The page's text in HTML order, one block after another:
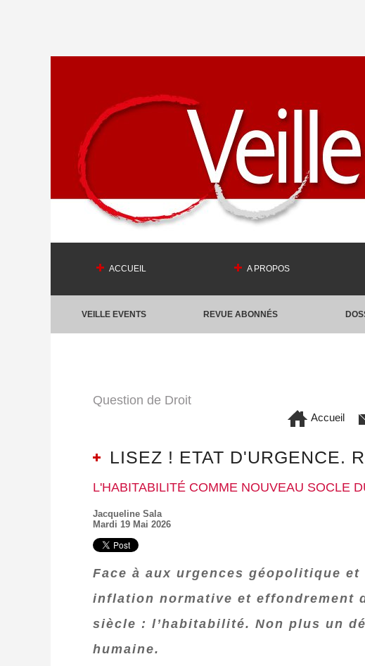
ACCUEIL A PROPOS
VEILLE EVENTS REVUE ABONNÉS
Question de Droit
Accueil
LISEZ ! ETAT D'URGENCE.
L'HABITABILITÉ COMME NOUVEAU SOCLE
Jacqueline Sala
Mardi 19 Mai 2026
Face à aux urgences géopolitique
inflation normative et effondrement
siècle : l’habitabilité. Non plus un
humaine.